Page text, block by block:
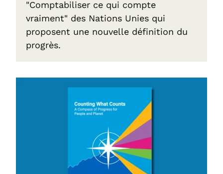
"Comptabiliser ce qui compte
vraiment" des Nations Unies qui
proposent une nouvelle définition du
progrès.